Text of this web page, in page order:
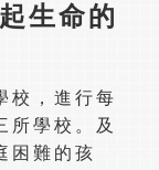
生命的
校，進行每
所學校。及
困難的孩